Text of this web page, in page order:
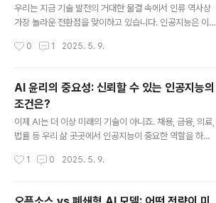
위한 브레인스토밍.NotebookLM이란?NotebookLM
은 Google이 제공하는 문서 기반 AI 분석 도구로, 사용자
기능을 수행합니다. 대학생이 활용할 수 있는..
우리는 지금 기술 발전의 거대한 물결 속에서 인류 역사상
가장 놀라운 전환점을 맞이하고 있습니다. 인공지능은 이
Artificial Superintelligence) 단계로 진화할 가능성을
을 때의 충격과도 비교할 수 없을 만큼 혁신적인 변화를 예
고합니다.오늘은 인공초지능(ASI)의 세계를 심층 탐험하
며, 이 '신의 영역'에 도전하는 인류의 여정을 살펴보겠습니
다.인류의 마지막 발명품? ASI의 본질과 정의2023년 11
월, OpenAI의 샘 알트만은 "AGI는 5년 내에 도래할 수
AGI 다음 단계인 ASI는 얼마나 멀리 있을까요?옥..
0 1 2025. 5. 9.
AI 윤리의 중요성: 신뢰할 수 있는 인공지능의
조건은?
이제 AI는 더 이상 미래의 기술이 아니죠. 채용, 금융, 의료,
법률 등 우리 삶 곳곳에서 인공지능이 중요한 역할을 하고
연 이 기술은 얼마나 공정하고, 안전하며, 신뢰할 수 있을까
1 0 2025. 5. 9.